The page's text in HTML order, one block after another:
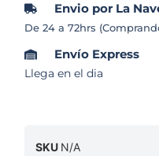
Envio por La
De 24 a 72hrs
Envío Express
Llega en el dia
SKU N/A